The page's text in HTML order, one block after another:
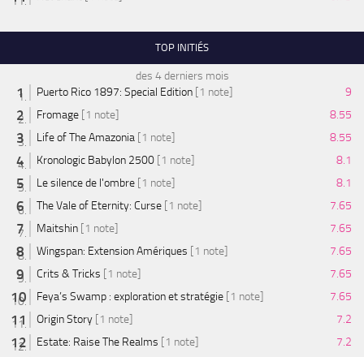
TOP INITIÉS
des 4 derniers mois
Puerto Rico 1897: Special Edition [1 note]
9
Fromage [1 note]
8.55
Life of The Amazonia [1 note]
8.55
Kronologic Babylon 2500 [1 note]
8.1
Le silence de l'ombre [1 note]
8.1
The Vale of Eternity: Curse [1 note]
7.65
Maitshin [1 note]
7.65
Wingspan: Extension Amériques [1 note]
7.65
Crits & Tricks [1 note]
7.65
Feya’s Swamp : exploration et stratégie [1 note]
7.65
Origin Story [1 note]
7.2
Estate: Raise The Realms [1 note]
7.2